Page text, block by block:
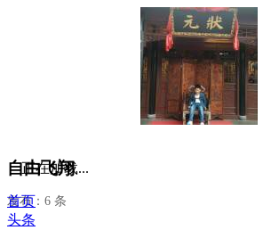
自由飞翔
发布：6 条
正在加载...
首页
头条